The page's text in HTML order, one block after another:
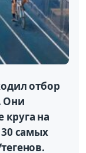
отбор
Они
на
самых